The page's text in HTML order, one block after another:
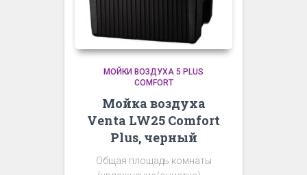
МОЙКИ ВОЗДУХА 5 PLUS
COMFORT
Мойка воздуха
Venta LW25 Comfort
Plus, черный
Общая площадь комнаты